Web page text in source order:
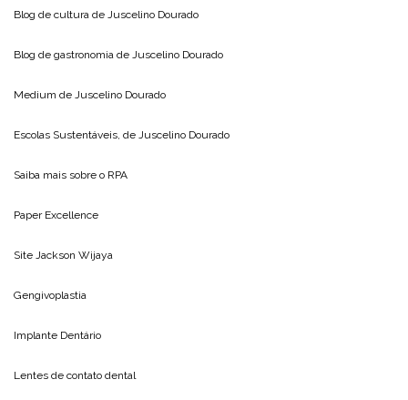
Blog de cultura de Juscelino Dourado
Blog de gastronomia de Juscelino Dourado
Medium de Juscelino Dourado
Escolas Sustentáveis, de Juscelino Dourado
Saiba mais sobre o RPA
Paper Excellence
Site Jackson Wijaya
Gengivoplastia
Implante Dentário
Lentes de contato dental